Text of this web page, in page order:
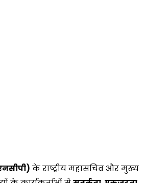
के राष्ट्रीय महासचिव और मुख्य